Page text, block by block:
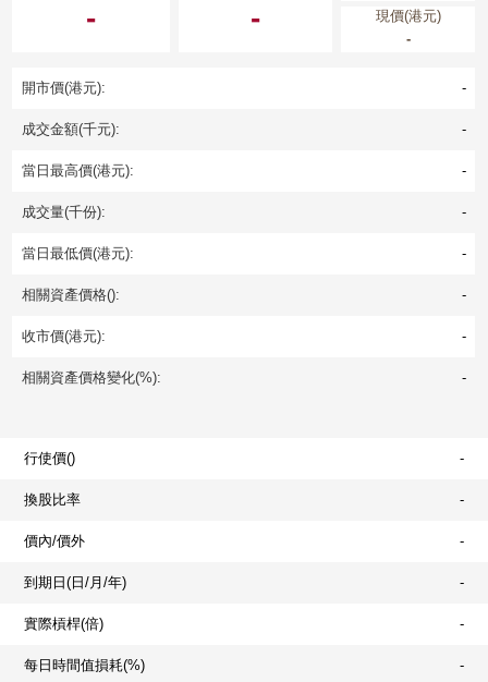
- -
現價(港元)
-
開市價(港元): -
成交金額(千元): -
當日最高價(港元): -
成交量(千份): -
當日最低價(港元): -
相關資產價格(): -
收市價(港元): -
相關資產價格變化(%): -
行使價() -
換股比率 -
價內/價外 -
到期日(日/月/年) -
實際槓桿(倍) -
每日時間值損耗(%) -